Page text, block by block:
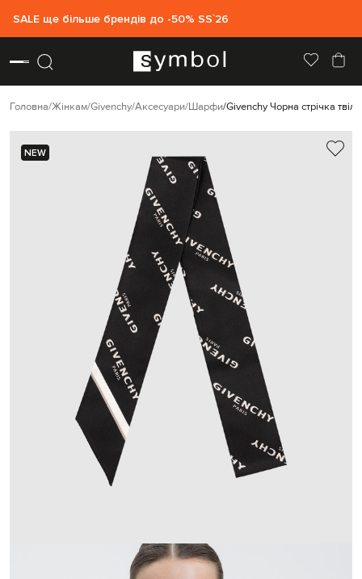
SALE ще більше брендів до -50% SS`26
Головна Жінкам Givenchy Аксесуари Шарфи Givenchy Чорна стрічка
NEW